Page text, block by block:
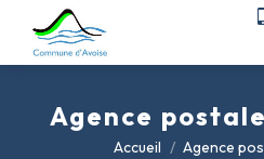
Agence
Vous êtes ici :
Accueil Agence